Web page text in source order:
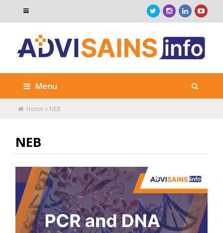
Menu
Home » NEB
NEB